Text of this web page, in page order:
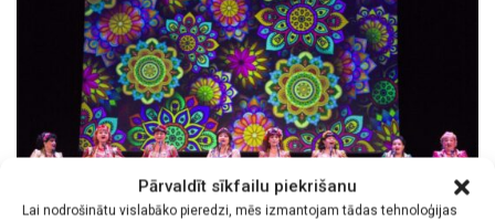
Pārvaldīt sīkfailu piekrišanu
Lai nodrošinātu vislabāko pieredzi, mēs izmantojam tādas tehnoloģijas